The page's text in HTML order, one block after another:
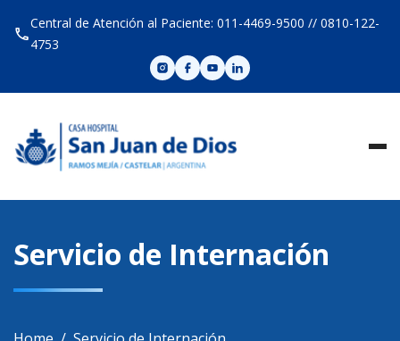
Central de Atención al Paciente: 011-4469-9500 // 0810-122-
4753
Servicio de Internación